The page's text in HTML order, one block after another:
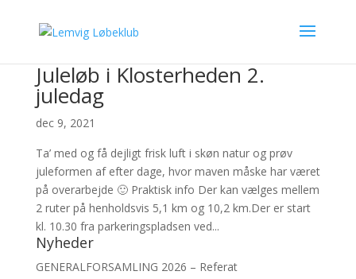
Juleløb i Klosterheden 2.
juledag
dec 9, 2021
Ta’ med og få dejligt frisk luft i skøn natur og prøv
juleformen af efter dage, hvor maven måske har været
på overarbejde 🙂 Praktisk info Der kan vælges mellem
2 ruter på henholdsvis 5,1 km og 10,2 km.Der er start
kl. 10.30 fra parkeringspladsen ved...
Nyheder
GENERALFORSAMLING 2026 – Referat